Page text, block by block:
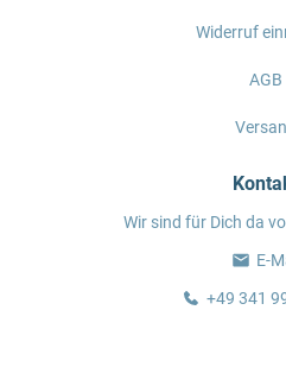
Widerruf
AGB
Wir sind für Dich da
E-
+49 341